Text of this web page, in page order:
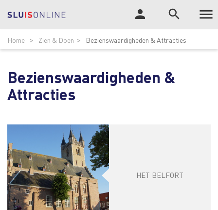

ZOEK
search
person
Home Zien & Doen Bezienswaardigheden & Attracties
Bezienswaardigheden &
Attracties
HET BELFORT